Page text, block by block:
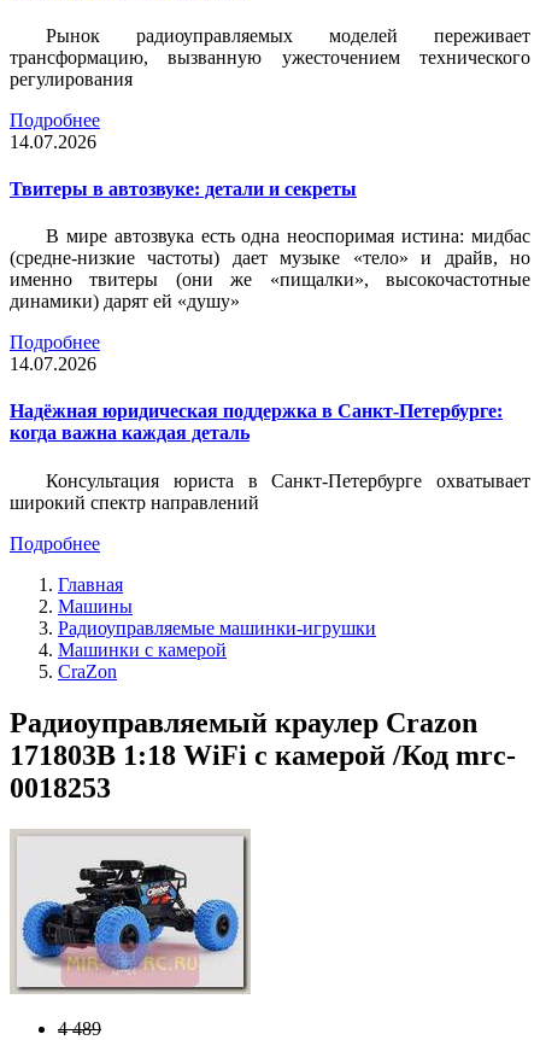
Рынок радиоуправляемых моделей переживает
трансформацию, вызванную ужесточением технического
регулирования
Подробнее
14.07.2026
Твитеры в автозвуке: детали и секреты
В мире автозвука есть одна неоспоримая истина: мидбас
(средне-низкие частоты) дает музыке «тело» и драйв, но
именно твитеры (они же «пищалки», высокочастотные
динамики) дарят ей «душу»
Подробнее
14.07.2026
Надёжная юридическая поддержка в Санкт-Петербурге:
когда важна каждая деталь
Консультация юриста в Санкт-Петербурге охватывает
широкий спектр направлений
Подробнее
Главная
Машины
Радиоуправляемые машинки-игрушки
Машинки с камерой
CraZon
Радиоуправляемый краулер Crazon
171803B 1:18 WiFi с камерой /Код mrc-
0018253
4 489